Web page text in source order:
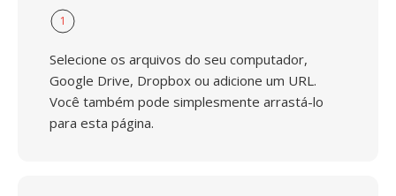
1
Selecione os arquivos do seu computador,
Google Drive, Dropbox ou adicione um URL.
Você também pode simplesmente arrastá-lo
para esta página.